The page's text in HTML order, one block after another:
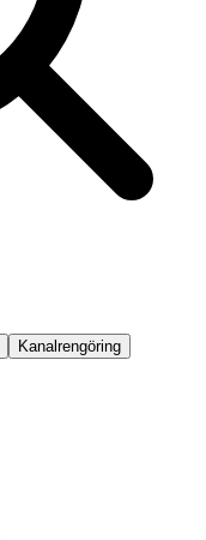
Kanalrengöring